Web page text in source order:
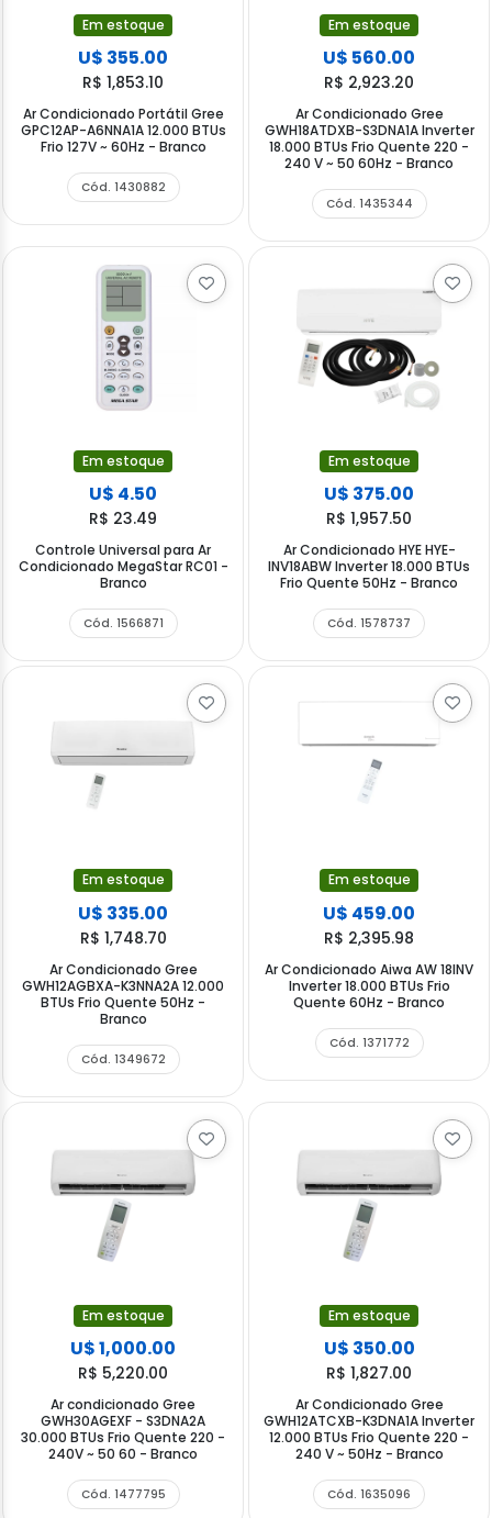
Em estoque
U$ 355.00
R$ 1,853.10
Ar Condicionado Portátil Gree
GPC12AP-A6NNA1A 12.000 BTUs
Frio 127V ~ 60Hz - Branco
Cód. 1430882
Em estoque
U$ 560.00
R$ 2,923.20
Ar Condicionado Gree
GWH18ATDXB-S3DNA1A Inverter
18.000 BTUs Frio Quente 220 -
240 V ~ 50 60Hz - Branco
Cód. 1435344
Em estoque
U$ 4.50
R$ 23.49
Controle Universal para Ar
Condicionado MegaStar RC01 -
Branco
Cód. 1566871
Em estoque
U$ 375.00
R$ 1,957.50
Ar Condicionado HYE HYE-
INV18ABW Inverter 18.000 BTUs
Frio Quente 50Hz - Branco
Cód. 1578737
Em estoque
U$ 335.00
R$ 1,748.70
Ar Condicionado Gree
GWH12AGBXA-K3NNA2A 12.000
BTUs Frio Quente 50Hz -
Branco
Cód. 1349672
Em estoque
U$ 459.00
R$ 2,395.98
Ar Condicionado Aiwa AW 18INV
Inverter 18.000 BTUs Frio
Quente 60Hz - Branco
Cód. 1371772
Em estoque
U$ 1,000.00
R$ 5,220.00
Ar condicionado Gree
GWH30AGEXF - S3DNA2A
30.000 BTUs Frio Quente 220 -
240V ~ 50 60 - Branco
Cód. 1477795
Em estoque
U$ 350.00
R$ 1,827.00
Ar Condicionado Gree
GWH12ATCXB-K3DNA1A Inverter
12.000 BTUs Frio Quente 220 -
240 V ~ 50Hz - Branco
Cód. 1635096